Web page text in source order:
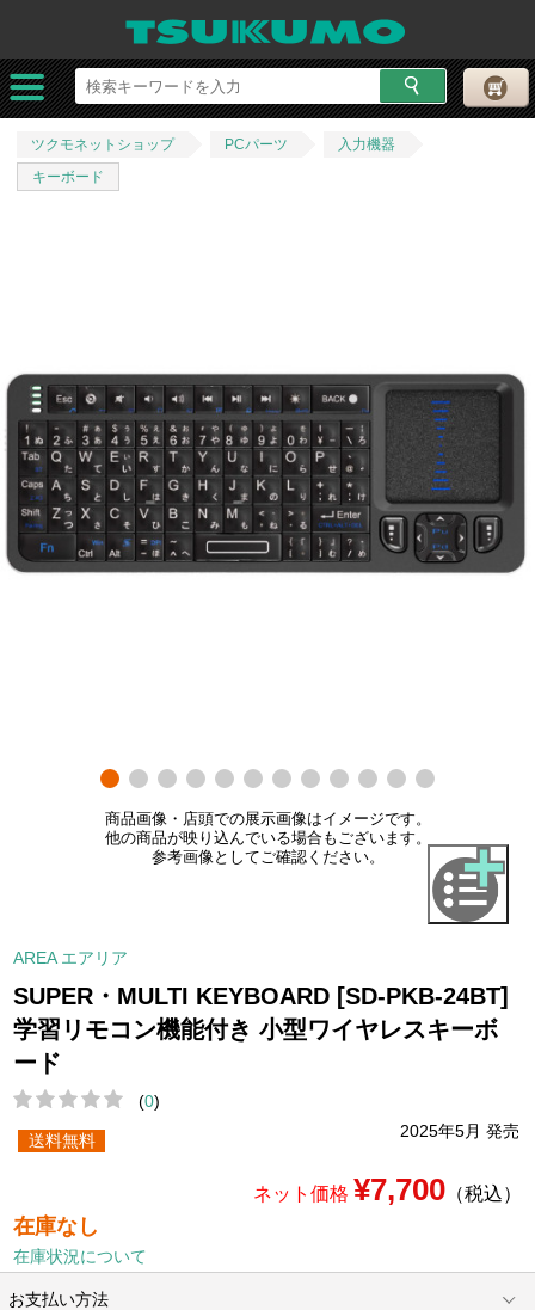
ツクモネットショップ PCパーツ
入力機器
キーボード
商品画像・店頭での展示画像はイメージです。
他の商品が映り込んでいる場合もございます。
参考画像としてご確認ください。
AREA エアリア
SUPER・MULTI KEYBOARD [SD-PKB-24BT]
学習リモコン機能付き 小型ワイヤレスキーボ
ード
(0)
2025年5月 発売
送料無料
ネット価格 ¥7,700（税込）
在庫なし
在庫状況について
お支払い方法